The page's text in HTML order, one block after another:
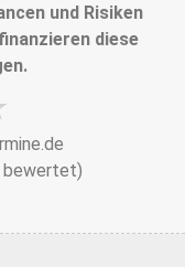
und Risiken
diese
bewertet)